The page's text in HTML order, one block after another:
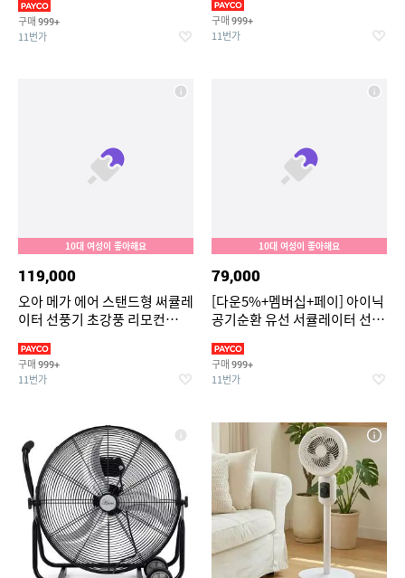
구매 999+
11번가
구매 999+
11번가
10대 여성이 좋아해요
119,000
오아 메가 에어 스탠드형 써큘레
이터 선풍기 초강풍 리모컨
용 서큘레이터
구매 999+
11번가
10대 여성이 좋아해요
79,000
[다운5%+멤버십+페이] 아이닉
공기순환 유선 서큘레이터 선풍
구매 999+
11번가